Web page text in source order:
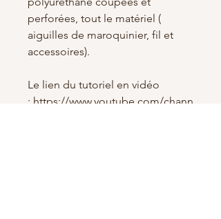
perforées, tout le matériel (
aiguilles de maroquinier, fil et
accessoires).
Le lien du tutoriel en vidéo
: https://www.youtube.com/chann